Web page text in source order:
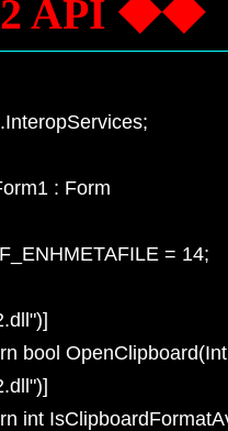
API ◆◆
Form1 : Form
CF_ENHMETAFILE = 14;
bool
int